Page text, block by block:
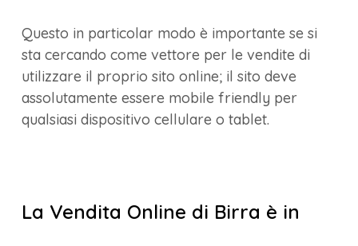
Questo in particolar modo è importante se si
sta cercando come vettore per le vendite di
utilizzare il proprio sito online; il sito deve
assolutamente essere mobile friendly per
qualsiasi dispositivo cellulare o tablet.
La Vendita Online di Birra è in